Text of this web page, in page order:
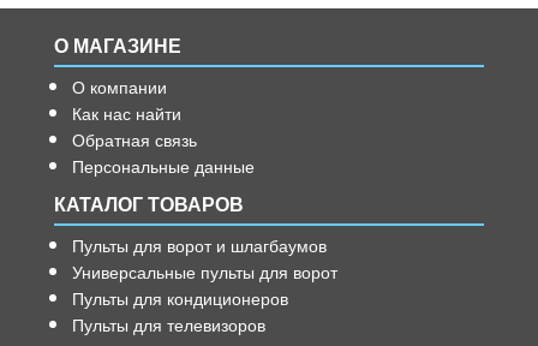
О МАГАЗИНЕ
О компании
Как нас найти
Обратная связь
Персональные данные
КАТАЛОГ ТОВАРОВ
Пульты для ворот и шлагбаумов
Универсальные пульты для ворот
Пульты для кондиционеров
Пульты для телевизоров